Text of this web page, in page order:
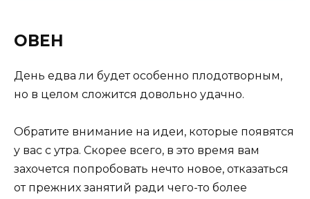
ОВЕН
День едва ли будет особенно плодотворным,
но в целом сложится довольно удачно.
Обратите внимание на идеи, которые появятся
у вас с утра. Скорее всего, в это время вам
захочется попробовать нечто новое, отказаться
от прежних занятий ради чего-то более